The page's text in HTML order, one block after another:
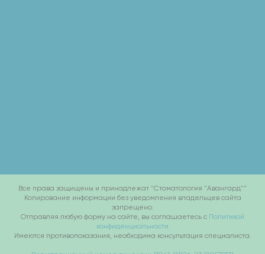
Все права защищены и принадлежат "Стоматология "Авангард""
Копирование информации без уведомления владельцев сайта
запрещено.
Отправляя любую форму на сайте, вы соглашаетесь с Политикой
конфиденциальности
Имеются противопоказания, необходима консультация специалиста.